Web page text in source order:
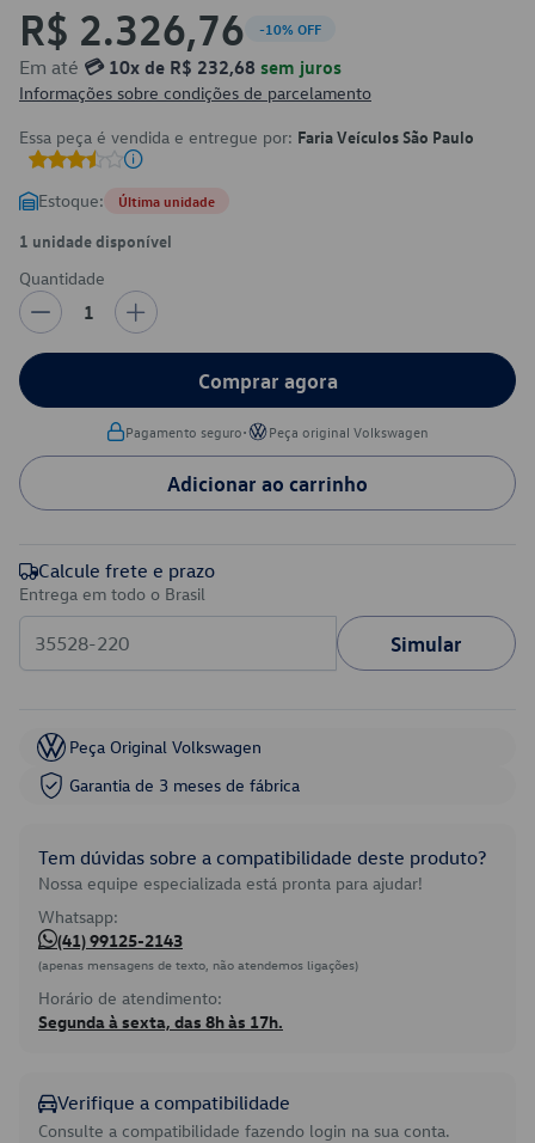
R$ 2.326,76 -10% OFF
Em até 💳 10x de R$ 232,68 sem juros
Informações sobre condições de parcelamento
Essa peça é vendida e entregue por: Faria Veículos São Paulo
Estoque: Última unidade
1 unidade disponível
Quantidade
1
Comprar agora
Pagamento seguro• Peça original Volkswagen
Adicionar ao carrinho
Calcule frete e prazo
Entrega em todo o Brasil
Simular
Peça Original Volkswagen
Garantia de 3 meses de fábrica
Tem dúvidas sobre a compatibilidade deste produto?
Nossa equipe especializada está pronta para ajudar!
Whatsapp:
(41) 99125-2143
(apenas mensagens de texto, não atendemos ligações)
Horário de atendimento:
Segunda à sexta, das 8h às 17h.
Verifique a compatibilidade
Consulte a compatibilidade fazendo login na sua conta.